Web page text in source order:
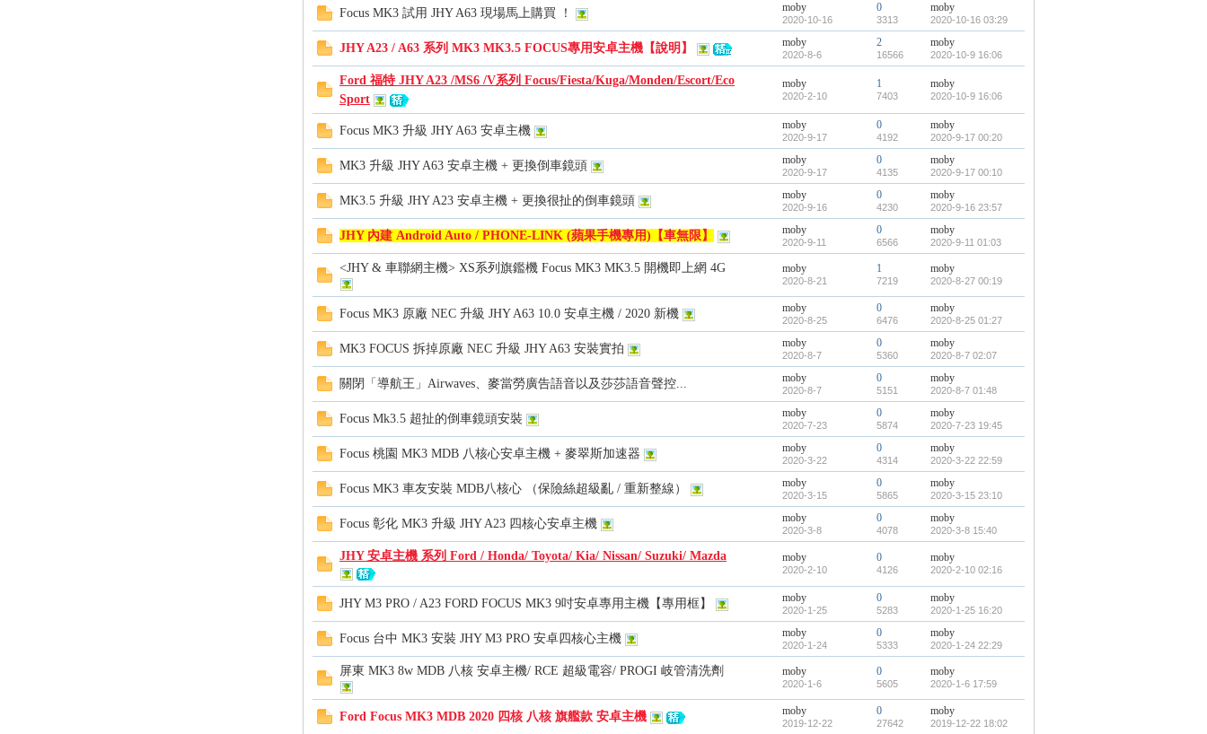
Focus MK3 試用 JHY A63 現場馬上購買 ！ moby
2020-10-16
0
3313
moby
2020-10-16 03:29
JHY A23 / A63 系列 MK3 MK3.5 FOCUS專用安卓主機【說明】 moby
2020-8-6
2
16566
moby
2020-10-9 16:06
Ford 福特 JHY A23 /MS6 /V系列 Focus/Fiesta/Kuga/Monden/Escort/Eco
Sport
moby
2020-2-10
1
7403
moby
2020-10-9 16:06
Focus MK3 升級 JHY A63 安卓主機 moby
2020-9-17
0
4192
moby
2020-9-17 00:20
MK3 升級 JHY A63 安卓主機 + 更換倒車鏡頭 moby
2020-9-17
0
4135
moby
2020-9-17 00:10
MK3.5 升級 JHY A23 安卓主機 + 更換很扯的倒車鏡頭 moby
2020-9-16
0
4230
moby
2020-9-16 23:57
JHY 內建 Android Auto / PHONE-LINK (蘋果手機專用)【車無限】 moby
2020-9-11
0
6566
moby
2020-9-11 01:03
<JHY & 車聯網主機> XS系列旗鑑機 Focus MK3 MK3.5 開機即上網 4G moby
2020-8-21
1
7219
moby
2020-8-27 00:19
Focus MK3 原廠 NEC 升級 JHY A63 10.0 安卓主機 / 2020 新機 moby
2020-8-25
0
6476
moby
2020-8-25 01:27
MK3 FOCUS 拆掉原廠 NEC 升級 JHY A63 安裝實拍 moby
2020-8-7
0
5360
moby
2020-8-7 02:07
關閉「導航王」Airwaves、麥當勞廣告語音以及莎莎語音聲控... moby
2020-8-7
0
5151
moby
2020-8-7 01:48
Focus Mk3.5 超扯的倒車鏡頭安裝 moby
2020-7-23
0
5874
moby
2020-7-23 19:45
Focus 桃園 MK3 MDB 八核心安卓主機 + 麥翠斯加速器 moby
2020-3-22
0
4314
moby
2020-3-22 22:59
Focus MK3 車友安裝 MDB八核心 （保險絲超級亂 / 重新整線） moby
2020-3-15
0
5865
moby
2020-3-15 23:10
Focus 彰化 MK3 升級 JHY A23 四核心安卓主機 moby
2020-3-8
0
4078
moby
2020-3-8 15:40
JHY 安卓主機 系列 Ford / Honda/ Toyota/ Kia/ Nissan/ Suzuki/ Mazda moby
2020-2-10
0
4126
moby
2020-2-10 02:16
JHY M3 PRO / A23 FORD FOCUS MK3 9吋安卓專用主機【專用框】 moby
2020-1-25
0
5283
moby
2020-1-25 16:20
Focus 台中 MK3 安裝 JHY M3 PRO 安卓四核心主機 moby
2020-1-24
0
5333
moby
2020-1-24 22:29
屏東 MK3 8w MDB 八核 安卓主機/ RCE 超級電容/ PROGI 岐管清洗劑 moby
2020-1-6
0
5605
moby
2020-1-6 17:59
Ford Focus MK3 MDB 2020 四核 八核 旗艦款 安卓主機 moby
2019-12-22
0
27642
moby
2019-12-22 18:02